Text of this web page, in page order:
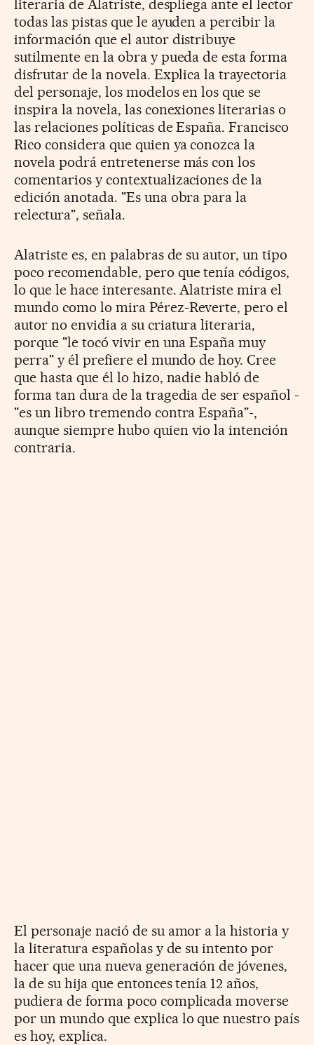
literaria de Alatriste, despliega ante el lector
todas las pistas que le ayuden a percibir la
información que el autor distribuye
sutilmente en la obra y pueda de esta forma
disfrutar de la novela. Explica la trayectoria
del personaje, los modelos en los que se
inspira la novela, las conexiones literarias o
las relaciones políticas de España. Francisco
Rico considera que quien ya conozca la
novela podrá entretenerse más con los
comentarios y contextualizaciones de la
edición anotada. "Es una obra para la
relectura", señala.
Alatriste es, en palabras de su autor, un tipo
poco recomendable, pero que tenía códigos,
lo que le hace interesante. Alatriste mira el
mundo como lo mira Pérez-Reverte, pero el
autor no envidia a su criatura literaria,
porque "le tocó vivir en una España muy
perra" y él prefiere el mundo de hoy. Cree
que hasta que él lo hizo, nadie habló de
forma tan dura de la tragedia de ser español -
"es un libro tremendo contra España"-,
aunque siempre hubo quien vio la intención
contraria.
El personaje nació de su amor a la historia y
la literatura españolas y de su intento por
hacer que una nueva generación de jóvenes,
la de su hija que entonces tenía 12 años,
pudiera de forma poco complicada moverse
por un mundo que explica lo que nuestro país
es hoy, explica.